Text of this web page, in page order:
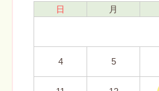
日 月
4 5